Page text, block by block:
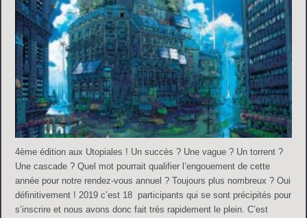
4ème édition aux Utopiales ! Un succès ? Une vague ? Un torrent ?
Une cascade ? Quel mot pourrait qualifier l’engouement de cette
année pour notre rendez-vous annuel ? Toujours plus nombreux ? Oui
définitivement ! 2019 c’est 18 participants qui se sont précipités pour
s’inscrire et nous avons donc fait très rapidement le plein. C’est